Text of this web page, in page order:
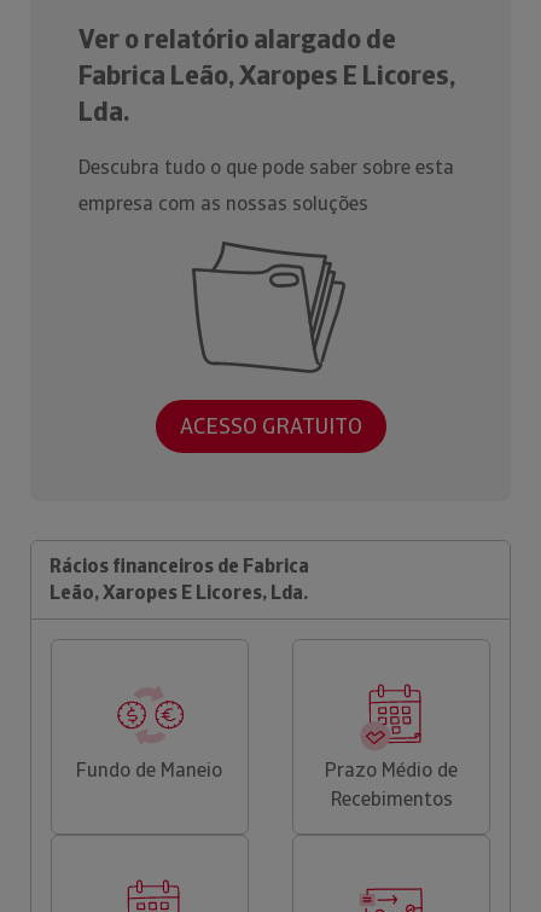
Ver o relatório alargado de
Fabrica Leão, Xaropes E Licores,
Lda.
Descubra tudo o que pode saber sobre esta
empresa com as nossas soluções
ACESSO GRATUITO
Rácios financeiros de Fabrica
Leão, Xaropes E Licores, Lda.
Fundo de Maneio
Prazo Médio de
Recebimentos